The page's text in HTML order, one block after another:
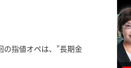
の指値オペは、”長期金